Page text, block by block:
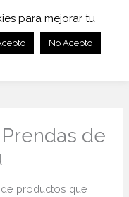
de
productos que
para mejorar tu
No Acepto